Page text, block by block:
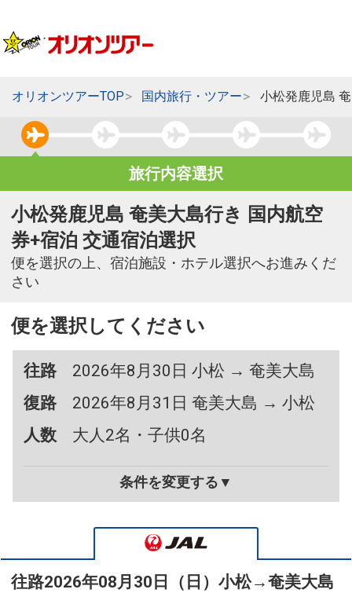
オリオンツアーTOP 国内旅行・ツアー 小松発鹿児島
旅行内容選択
小松発鹿児島 奄美大島行き 国内航空
券+宿泊 交通宿泊選択
便を選択の上、宿泊施設・ホテル選択へお進みくだ
さい
便を選択してください
往路
2026年8月30日 小松 → 奄美大島
復路
2026年8月31日 奄美大島 → 小松
人数
大人2名・子供0名
条件を変更する▼
往路2026年08月30日（日） 小松→奄美大島